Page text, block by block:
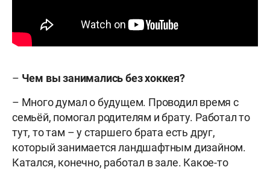
– Чем вы занимались без хоккея?
– Много думал о будущем. Проводил время с
семьёй, помогал родителям и брату. Работал то
тут, то там – у старшего брата есть друг,
который занимается ландшафтным дизайном.
Катался, конечно, работал в зале. Какое-то